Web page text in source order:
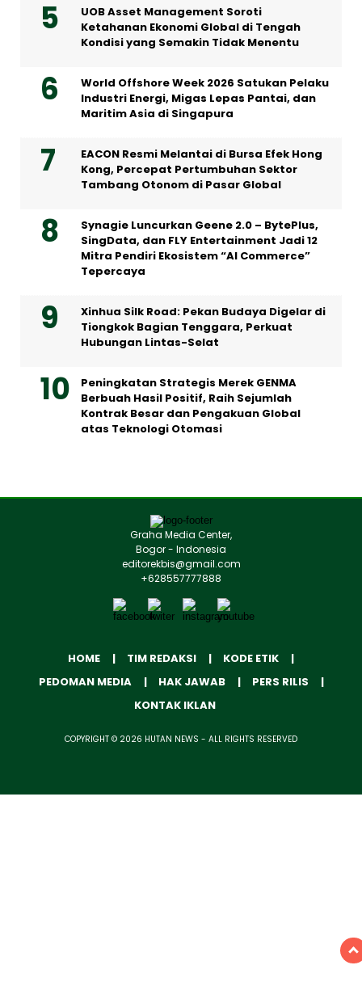
UOB Asset Management Soroti
Ketahanan Ekonomi Global di Tengah
Kondisi yang Semakin Tidak Menentu
World Offshore Week 2026 Satukan Pelaku
Industri Energi, Migas Lepas Pantai, dan
Maritim Asia di Singapura
EACON Resmi Melantai di Bursa Efek Hong
Kong, Percepat Pertumbuhan Sektor
Tambang Otonom di Pasar Global
Synagie Luncurkan Geene 2.0 – BytePlus,
SingData, dan FLY Entertainment Jadi 12
Mitra Pendiri Ekosistem “AI Commerce”
Tepercaya
Xinhua Silk Road: Pekan Budaya Digelar di
Tiongkok Bagian Tenggara, Perkuat
Hubungan Lintas-Selat
Peningkatan Strategis Merek GENMA
Berbuah Hasil Positif, Raih Sejumlah
Kontrak Besar dan Pengakuan Global
atas Teknologi Otomasi
Graha Media Center,
Bogor - Indonesia
editorekbis@gmail.com
+628557777888
HOME TIM REDAKSI
KODE ETIK
PEDOMAN MEDIA
HAK JAWAB
PERS RILIS
KONTAK IKLAN
COPYRIGHT © 2026 HUTAN NEWS - ALL RIGHTS RESERVED